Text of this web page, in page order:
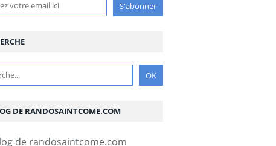
DE RANDOSAINTCOME.COM